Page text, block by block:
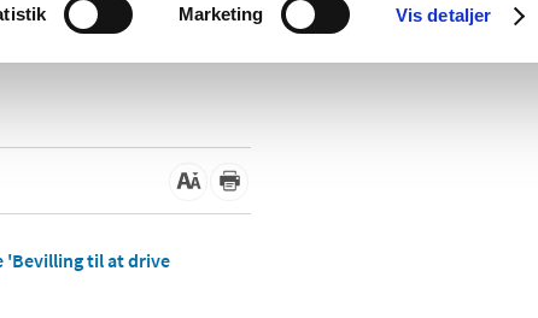
Marketing Vis detaljer
available
'Bevilling til at drive